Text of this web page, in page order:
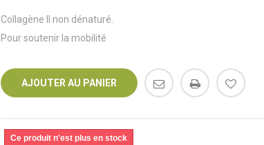
Collagène II non dénaturé.
Pour soutenir la mobilité
AJOUTER AU PANIER
Ce produit n'est plus en stock